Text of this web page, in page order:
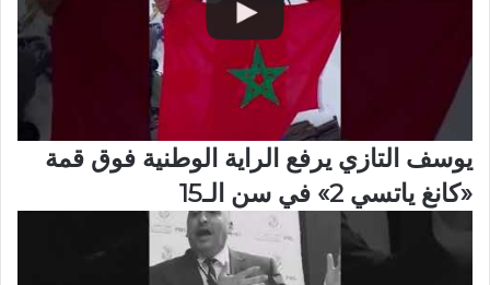
يوسف التازي يرفع الراية الوطنية فوق قمة
«كانغ ياتسي 2» في سن الـ15